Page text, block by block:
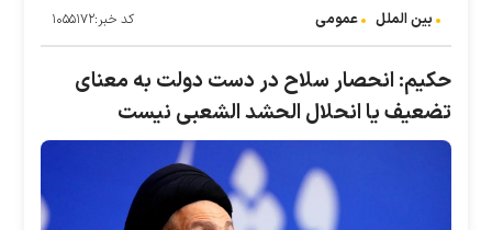
بین الملل عمومی کد خبر:۱۰۵۵۱۷۲
حکیم: انحصار سلاح در دست دولت به معنای
تضعیف یا انحلال الحشد الشعبی نیست